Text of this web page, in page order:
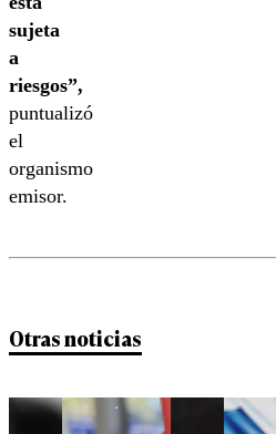
sujeta
a
riesgos”,
puntualizó
el
organismo
emisor.
Otras noticias